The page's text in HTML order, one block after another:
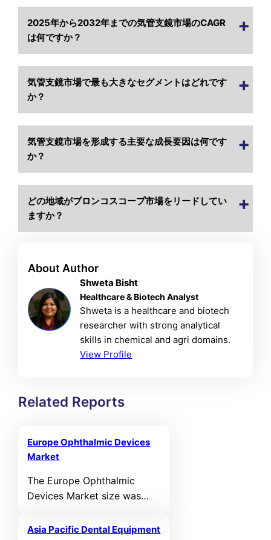
2025年から2032年までの気管支鏡市場のCAGR
は何ですか？
気管支鏡市場で最も大きなセグメントはどれです
か？
気管支鏡市場を形成する主要な成長要因は何です
か？
どの地域がブロンコスコープ市場をリードしてい
ますか？
About Author
Shweta Bisht
Healthcare & Biotech Analyst
Shweta is a healthcare and biotech
researcher with strong analytical
skills in chemical and agri domains.
View Profile
Related Reports
Europe Ophthalmic Devices
Market
The Europe Ophthalmic
Devices Market size was
in 2021 and reached USD
Asia Pacific Dental Equipment